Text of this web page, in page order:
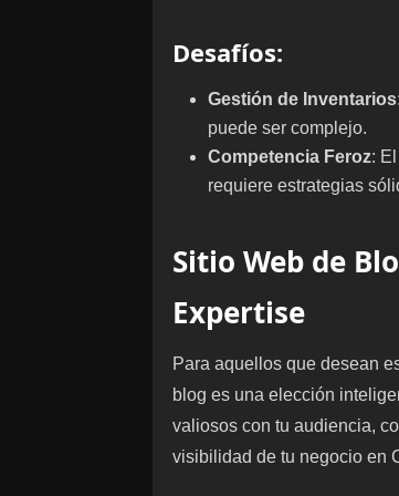
Desafíos:
Gestión de Inventarios
puede ser complejo.
Competencia Feroz:
requiere estrategias
Sitio Web de
Expertise
Para aquellos que desean
blog es una elección
valiosos con tu audiencia,
visibilidad de tu negocio en